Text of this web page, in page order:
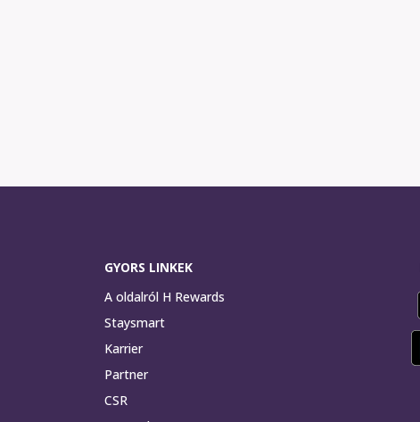
GYORS LINKEK
A oldalról H Rewards
Staysmart
Karrier
Partner
CSR